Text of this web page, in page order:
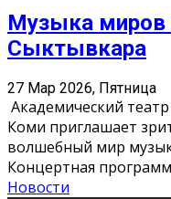
Музыка миров
Сыктывкара
27 Мар 2026, Пятница
Академический
Коми приглашает
волшебный мир
Концертная
Новости